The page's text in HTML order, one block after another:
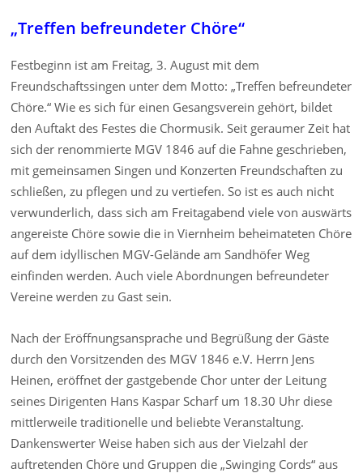
„Treffen befreundeter Chöre“
Festbeginn ist am Freitag, 3. August mit dem
Freundschaftssingen unter dem Motto: „Treffen befreundeter
Chöre.“ Wie es sich für einen Gesangsverein gehört, bildet
den Auftakt des Festes die Chormusik. Seit geraumer Zeit hat
sich der renommierte MGV 1846 auf die Fahne geschrieben,
mit gemeinsamen Singen und Konzerten Freundschaften zu
schließen, zu pflegen und zu vertiefen. So ist es auch nicht
verwunderlich, dass sich am Freitagabend viele von auswärts
angereiste Chöre sowie die in Viernheim beheimateten Chöre
auf dem idyllischen MGV-Gelände am Sandhöfer Weg
einfinden werden. Auch viele Abordnungen befreundeter
Vereine werden zu Gast sein.
Nach der Eröffnungsansprache und Begrüßung der Gäste
durch den Vorsitzenden des MGV 1846 e.V. Herrn Jens
Heinen, eröffnet der gastgebende Chor unter der Leitung
seines Dirigenten Hans Kaspar Scharf um 18.30 Uhr diese
mittlerweile traditionelle und beliebte Veranstaltung.
Dankenswerter Weise haben sich aus der Vielzahl der
auftretenden Chöre und Gruppen die „Swinging Cords“ aus